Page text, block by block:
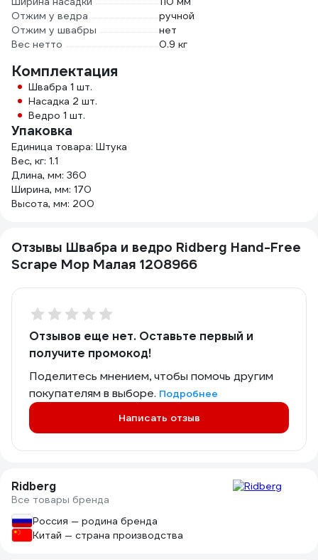
Отжим у ведра
ручной
Отжим у швабры
нет
Вес нетто
0.9 кг
Комплектация
Швабра 1 шт.
Насадка 2 шт.
Ведро 1 шт.
Упаковка
Единица товара: Штука
Вес, кг: 1.1
Длина, мм: 360
Ширина, мм: 170
Высота, мм: 200
Отзывы Швабра и ведро Ridberg Hand-Free
Scrape Mop Малая 1208966
Отзывов еще нет. Оставьте первый и
получите промокод!
Поделитесь мнением, чтобы помочь другим
покупателям в выборе. Подробнее
Написать отзыв
Ridberg
Все товары бренда
Россия — родина бренда
Китай — страна производства